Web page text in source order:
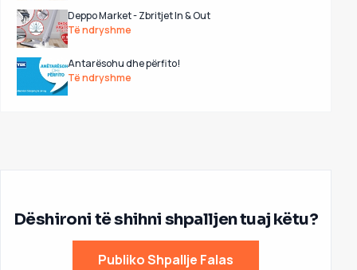
Deppo Market - Zbritjet In & Out
Të ndryshme
Antarësohu dhe përfito!
Të ndryshme
Dëshironi të shihni shpalljen tuaj këtu?
Publiko Shpallje Falas